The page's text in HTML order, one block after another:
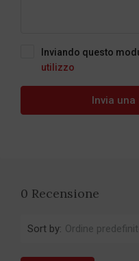
Inviando questo
utilizzo
Invia
0 Recensione
Sort by: Ordine